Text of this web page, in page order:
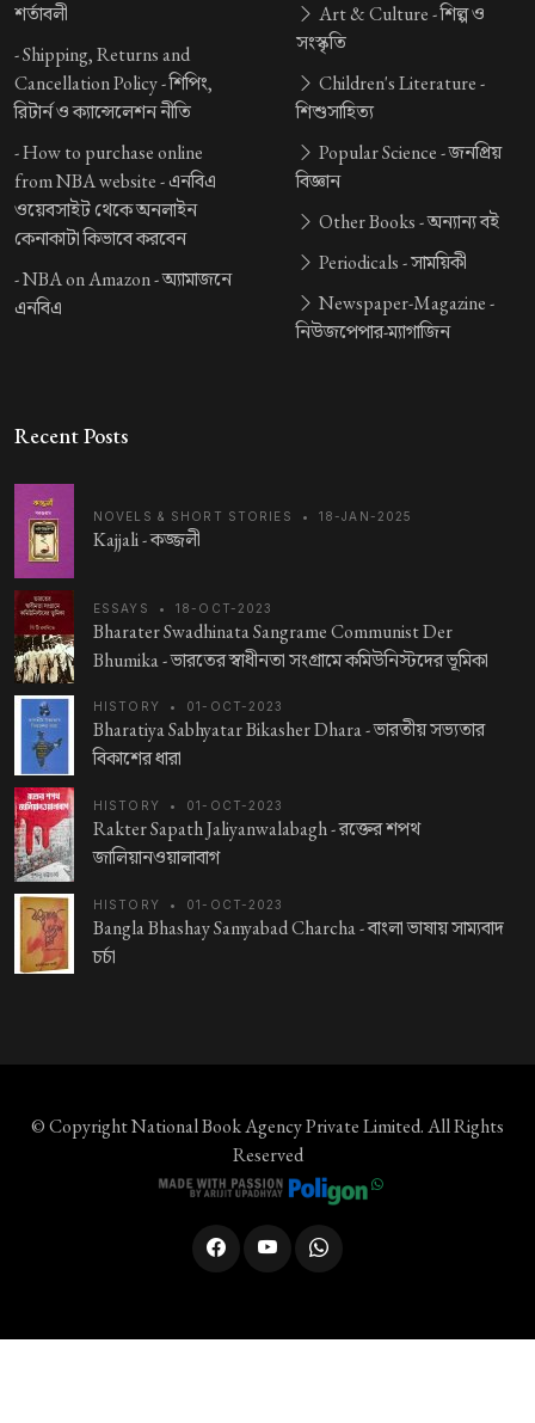
শর্তাবলী
-Shipping, Returns and
Cancellation Policy -শিপিং,
রিটার্ন ও ক্যান্সেলেশন নীতি
-How to purchase online
from NBA website -এনবিএ
ওয়েবসাইট থেকে অনলাইন
কেনাকাটা কিভাবে করবেন
-NBA on Amazon -অ্যামাজনে
এনবিএ
Art & Culture -শিল্প ও
সংস্কৃতি
Children's Literature -
শিশুসাহিত্য
Popular Science -জনপ্রিয়
বিজ্ঞান
Other Books -অন্যান্য বই
Periodicals -সাময়িকী
Newspaper-Magazine -
নিউজপেপার-ম্যাগাজিন
Recent Posts
NOVELS & SHORT STORIES • 18-JAN-2025
Kajjali -কজ্জলী
ESSAYS • 18-OCT-2023
Bharater Swadhinata Sangrame Communist Der
Bhumika -ভারতের স্বাধীনতা সংগ্রামে কমিউনিস্টদের ভূমিকা
HISTORY • 01-OCT-2023
Bharatiya Sabhyatar Bikasher Dhara -ভারতীয় সভ্যতার
বিকাশের ধারা
HISTORY • 01-OCT-2023
Rakter Sapath Jaliyanwalabagh -রক্তের শপথ
জালিয়ানওয়ালাবাগ
HISTORY • 01-OCT-2023
Bangla Bhashay Samyabad Charcha -বাংলা ভাষায় সাম্যবাদ
চর্চা
© CopyrightNational Book Agency Private Limited. All Rights
Reserved